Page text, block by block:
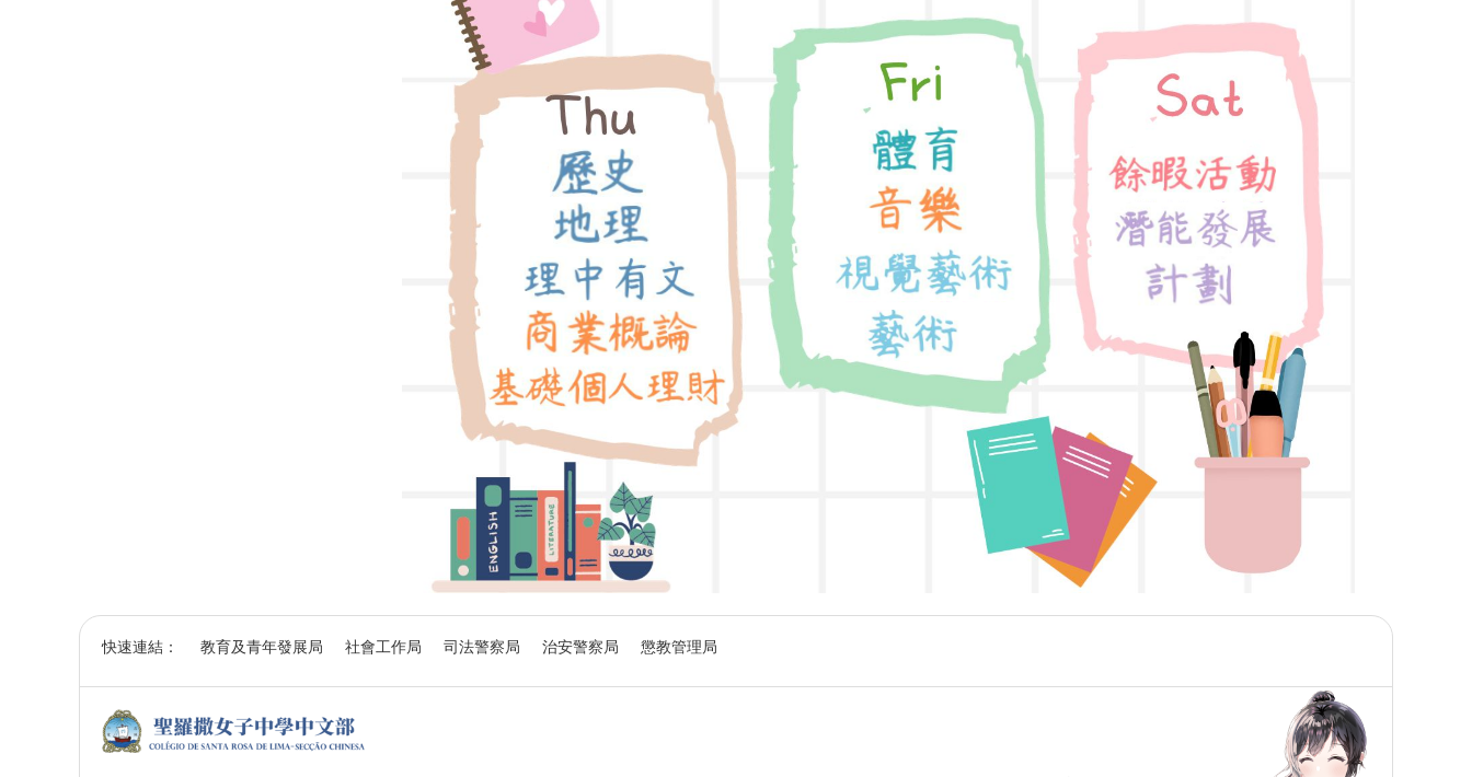
快速連結： 教育及青年發展局 社會工作局 司法警察局 治安警察局 懲教管理局